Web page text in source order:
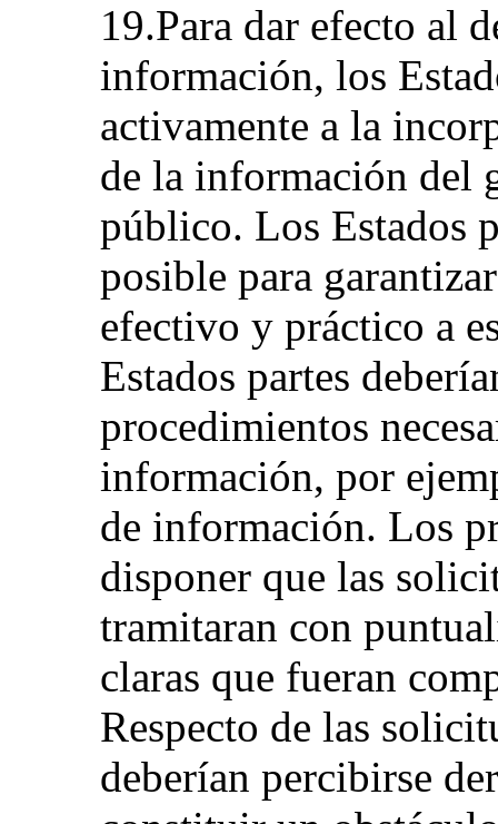
19.Para dar efecto al
información, los
activamente a la
de la información del
público. Los Estados
posible para
efectivo y práctico a
Estados partes
procedimientos
información, por
de información. Los
disponer que las
tramitaran con
claras que fueran
Respecto de las
deberían percibirse